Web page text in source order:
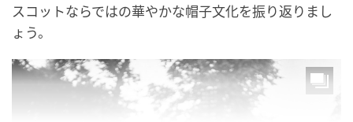
スコットならではの華やかな帽子文化を振り返りまし
ょう。